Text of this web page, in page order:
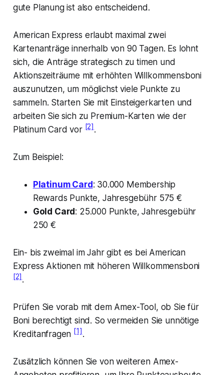
gute Planung ist also entscheidend.
American Express erlaubt maximal zwei
Kartenanträge innerhalb von 90 Tagen. Es lohnt
sich, die Anträge strategisch zu timen und
Aktionszeiträume mit erhöhten Willkommensboni
auszunutzen, um möglichst viele Punkte zu
sammeln. Starten Sie mit Einsteigerkarten und
arbeiten Sie sich zu Premium-Karten wie der
Platinum Card vor[2].
Zum Beispiel:
Platinum Card : 30.000 Membership
Rewards Punkte, Jahresgebühr 575 €
Gold Card : 25.000 Punkte, Jahresgebühr
250 €
Ein- bis zweimal im Jahr gibt es bei American
Express Aktionen mit höheren Willkommensboni
[2].
Prüfen Sie vorab mit dem Amex-Tool, ob Sie für
Boni berechtigt sind. So vermeiden Sie unnötige
Kreditanfragen [1].
Zusätzlich können Sie von weiteren Amex-